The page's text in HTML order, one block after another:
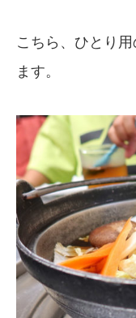
こちら、ひとり
ます。